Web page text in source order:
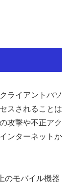
ライアントパソ
スされることは
攻撃や不正アク
ンターネットか
のモバイル機器